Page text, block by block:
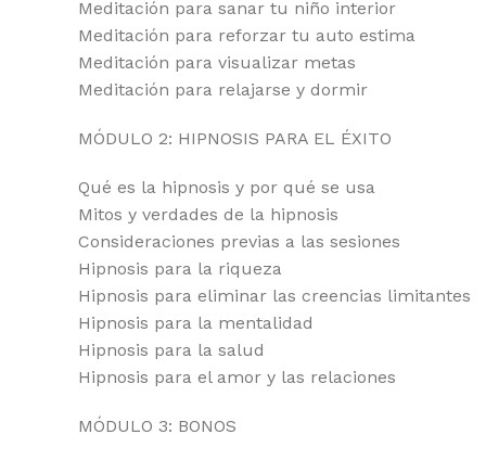
Meditación para sanar tu niño interior
Meditación para reforzar tu auto estima
Meditación para visualizar metas
Meditación para relajarse y dormir
MÓDULO 2: HIPNOSIS PARA EL ÉXITO
Qué es la hipnosis y por qué se usa
Mitos y verdades de la hipnosis
Consideraciones previas a las sesiones
Hipnosis para la riqueza
Hipnosis para eliminar las creencias limitantes
Hipnosis para la mentalidad
Hipnosis para la salud
Hipnosis para el amor y las relaciones
MÓDULO 3: BONOS